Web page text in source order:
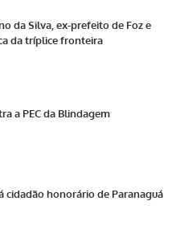
da Silva, ex-prefeito de Foz e
da tríplice fronteira
a PEC da Blindagem
cidadão honorário de Paranaguá